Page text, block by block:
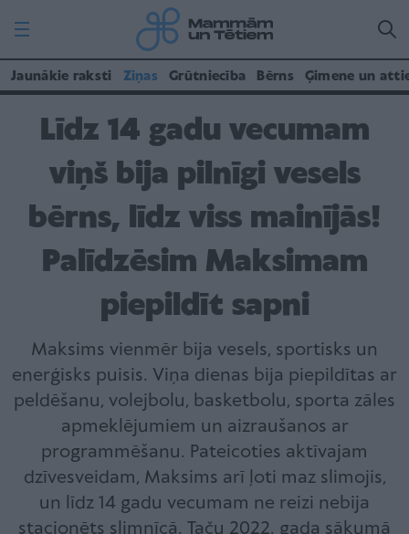
Jaunākie raksti Ziņas Grūtniecība Bērns Ģimene un
Līdz 14 gadu vecumam
viņš bija pilnīgi vesels
bērns, līdz viss mainījās!
Palīdzēsim Maksimam
piepildīt sapni
Maksims vienmēr bija vesels, sportisks un
enerģisks puisis. Viņa dienas bija piepildītas ar
peldēšanu, volejbolu, basketbolu, sporta zāles
apmeklējumiem un aizraušanos ar
programmēšanu. Pateicoties aktīvajam
dzīvesveidam, Maksims arī ļoti maz slimojis,
un līdz 14 gadu vecumam ne reizi nebija
stacionēts slimnīcā. Taču 2022. gada sākumā